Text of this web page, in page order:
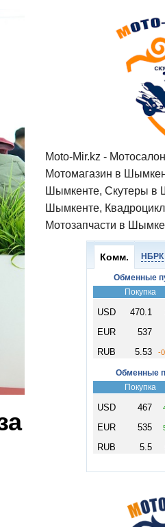
Moto-Mir.kz -
Мотомагазин в
Шымкенте, Скутеры в
Шымкенте,
Мотозапчасти в